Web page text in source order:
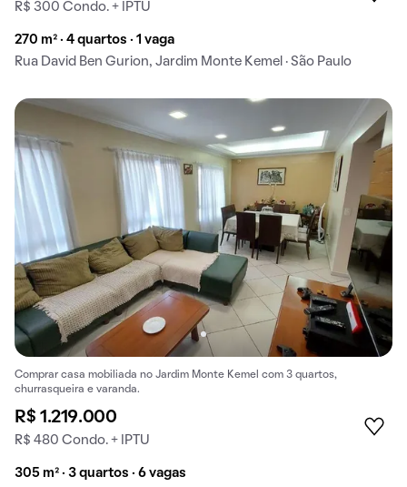
R$ 300 Condo. + IPTU
270 m² · 4 quartos · 1 vaga
Rua David Ben Gurion, Jardim Monte Kemel · São Paulo
Comprar casa mobiliada no Jardim Monte Kemel com 3 quartos,
churrasqueira e varanda.
R$ 1.219.000
R$ 480 Condo. + IPTU
305 m² · 3 quartos · 6 vagas